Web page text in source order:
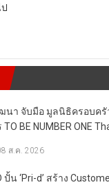
นา จับมือ มูลนิธิครอบครั
BE NUMBER ONE
ส.ค. 2026
ปั้น ‘Pri-d’ สร้าง